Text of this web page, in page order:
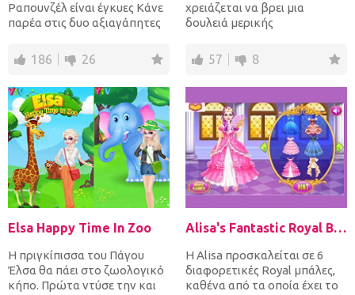
Ραπουνζέλ είναι έγκυες Κάνε
παρέα στις δυο αξιαγάπητες
186 26
χρειάζεται να βρει μια
δουλειά μερικής
μπερδεμένη για τ...
57 8
Elsa Happy Time In Zoo
Η πριγκίπισσα του Πάγου
Έλσα θα πάει στο ζωολογικό
κήπο. Πρώτα ντύσε την και
Alisa's Fantastic Royal Ball
Η Alisa προσκαλείται σε 6
διαφορετικές Royal μπάλες,
καθένα από τα οποία έχει το